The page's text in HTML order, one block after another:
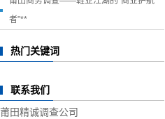
者”**
热门关键词
联系我们
莆田精诚调查公司